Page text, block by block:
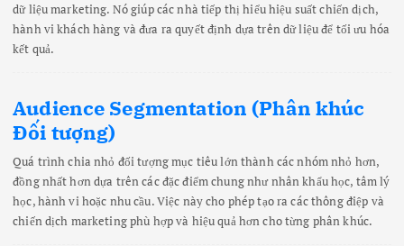
dữ liệu marketing. Nó giúp các nhà tiếp thị hiểu hiệu suất chiến dịch,
hành vi khách hàng và đưa ra quyết định dựa trên dữ liệu để tối ưu hóa
kết quả.
Audience Segmentation (Phân khúc
Đối tượng)
Quá trình chia nhỏ đối tượng mục tiêu lớn thành các nhóm nhỏ hơn,
đồng nhất hơn dựa trên các đặc điểm chung như nhân khẩu học, tâm lý
học, hành vi hoặc nhu cầu. Việc này cho phép tạo ra các thông điệp và
chiến dịch marketing phù hợp và hiệu quả hơn cho từng phân khúc.